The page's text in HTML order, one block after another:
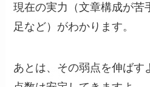
現在の実力（文章構成が苦
足など）がわかります。
あとは、その弱点を伸ばす